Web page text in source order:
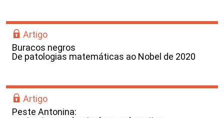
Artigo
Buracos negros
De patologias matemáticas ao Nobel de 2020
Artigo
Peste Antonina: